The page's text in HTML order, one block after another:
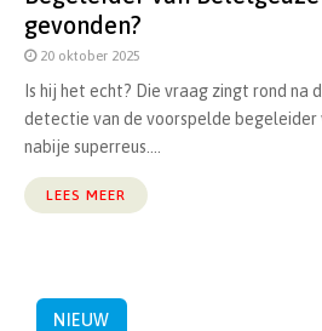
gevonden?
20 oktober 2025
Is hij het echt? Die vraag zingt rond na
detectie van de voorspelde begeleider
nabije superreus....
LEES MEER
NIEUW